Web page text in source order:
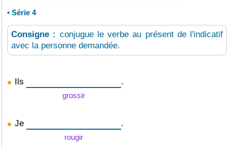
• Série 4
Consigne : conjugue le verbe au présent de l'indicatif
avec la personne demandée.
Ils
grossir
.
Je
rougir
.